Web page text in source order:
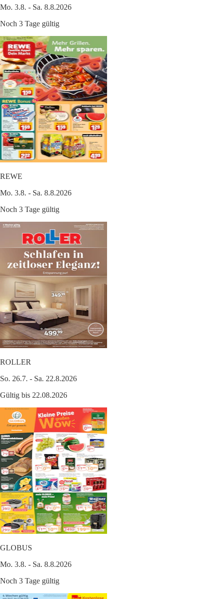
Mo. 3.8. - Sa. 8.8.2026
Noch 3 Tage gültig
REWE
Mo. 3.8. - Sa. 8.8.2026
Noch 3 Tage gültig
ROLLER
So. 26.7. - Sa. 22.8.2026
Gültig bis 22.08.2026
GLOBUS
Mo. 3.8. - Sa. 8.8.2026
Noch 3 Tage gültig